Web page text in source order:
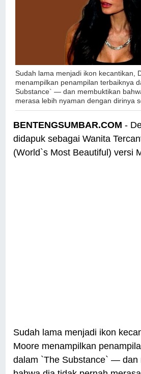
Sudah lama menjadi ikon kecantikan,
menampilkan penampilan terbaiknya
Substance` — dan membuktikan
merasa lebih nyaman dengan dirinya
BENTENGSUMBAR.COM -
didapuk sebagai Wanita
(World`s Most Beautiful) versi
Sudah lama menjadi ikon
Moore menampilkan
dalam `The Substance` — dan